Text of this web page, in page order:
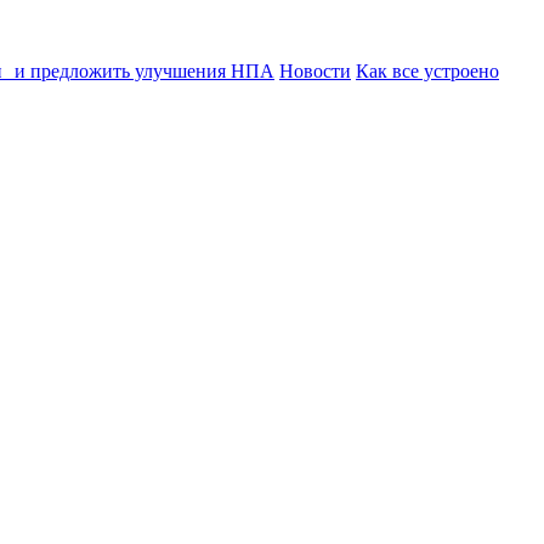
и предложить улучшения НПА Новости Как все устроено